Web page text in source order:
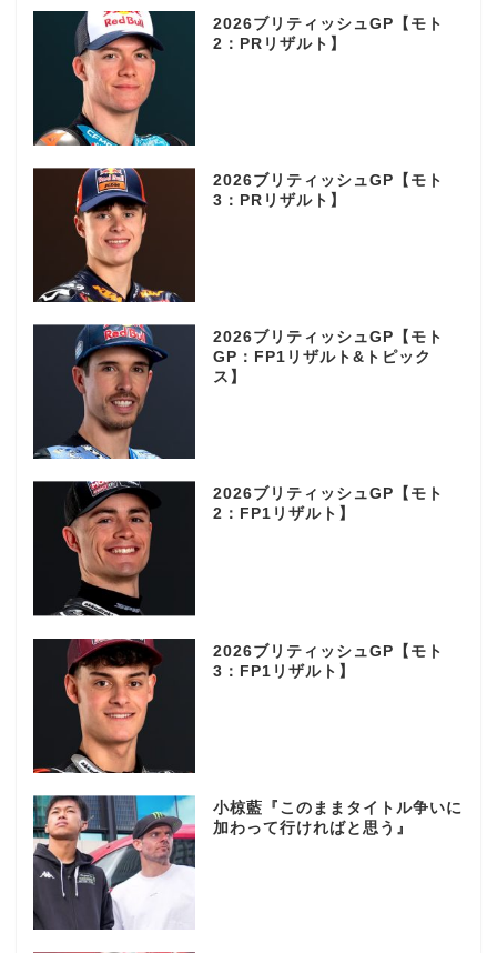
2026ブリティッシュGP【モト
2：PRリザルト】
2026ブリティッシュGP【モト
3：PRリザルト】
2026ブリティッシュGP【モト
GP：FP1リザルト&トピック
ス】
2026ブリティッシュGP【モト
2：FP1リザルト】
2026ブリティッシュGP【モト
3：FP1リザルト】
小椋藍『このままタイトル争いに
加わって行ければと思う』